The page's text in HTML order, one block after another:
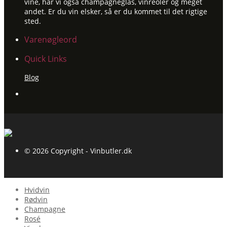
andet. Er du vin elsker, så er du kommet til det rigtige
sted.
Varenøgleord
Quick Links
Blog
© 2026 Copyright - Vinbutler.dk
Hvidvin
Rødvin
Champagne
Rosé